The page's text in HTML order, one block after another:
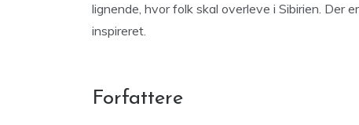
lignende, hvor folk skal overleve i Sibirien. Der
inspireret.
Forfattere